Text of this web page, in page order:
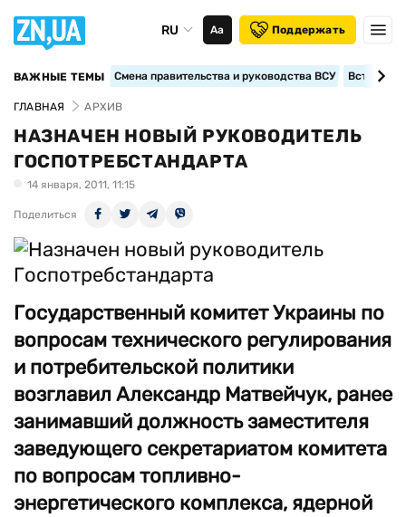
RU Аа Поддержать
ВАЖНЫЕ ТЕМЫ Смена правительства и руководства ВСУ
ГЛАВНАЯ АРХИВ
НАЗНАЧЕН НОВЫЙ РУКОВОДИТЕЛЬ
ГОСПОТРЕБСТАНДАРТА
14 января, 2011, 11:15
Поделиться
Государственный комитет Украины по
вопросам технического регулирования
и потребительской политики
возглавил Александр Матвейчук, ранее
занимавший должность заместителя
заведующего секретариатом комитета
по вопросам топливно-
энергетического комплекса, ядерной